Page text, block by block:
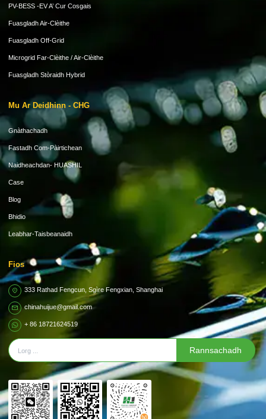
PV-BESS -EV A’ Cur Cosgais
Fuasgladh Air-Clèithe
Fuasgladh Off-Grid
Microgrid Far-Clèithe / Air-Clèithe
Fuasgladh Stòraidh Hybrid
Mu Ar Deidhinn - CHG
Gnàthachadh
Fastadh Com-Pàirtichean
Naidheachdan- HUASHIL
Case
Blog
Bhidio
Leabhar-Taisbeanaidh
Fios
333 Rathad Fengcun, Sgìre Fengxian, Shanghai
chinahuijue@gmail.com
+ 86 18721624519
Rannsachadh